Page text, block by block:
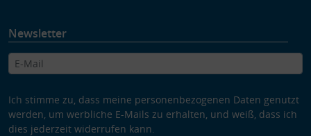
Newsletter
Ich stimme zu, dass meine personenbezogenen Daten genutzt
werden, um werbliche E-Mails zu erhalten, und weiß, dass ich
dies jederzeit widerrufen kann.